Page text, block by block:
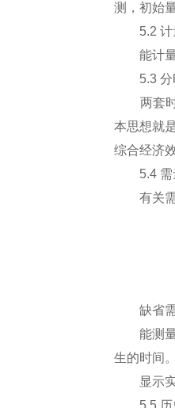
测，初始
5.2 计
能计量
5.3 分
两套时
本思想就
综合经济
5.4 需
有关需
缺省需
能测量8
生的时间
显示实
5.5 历